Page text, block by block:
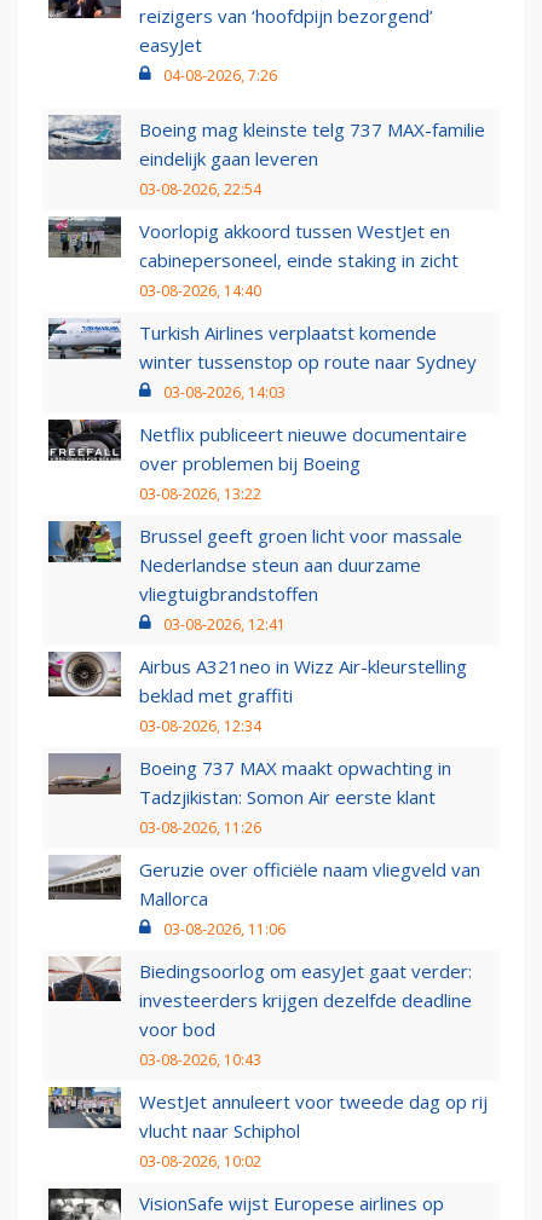
reizigers van ‘hoofdpijn bezorgend’
easyJet
04-08-2026, 7:26
Boeing mag kleinste telg 737 MAX-familie
eindelijk gaan leveren
03-08-2026, 22:54
Voorlopig akkoord tussen WestJet en
cabinepersoneel, einde staking in zicht
03-08-2026, 14:40
Turkish Airlines verplaatst komende
winter tussenstop op route naar Sydney
03-08-2026, 14:03
Netflix publiceert nieuwe documentaire
over problemen bij Boeing
03-08-2026, 13:22
Brussel geeft groen licht voor massale
Nederlandse steun aan duurzame
vliegtuigbrandstoffen
03-08-2026, 12:41
Airbus A321neo in Wizz Air-kleurstelling
beklad met graffiti
03-08-2026, 12:34
Boeing 737 MAX maakt opwachting in
Tadzjikistan: Somon Air eerste klant
03-08-2026, 11:26
Geruzie over officiële naam vliegveld van
Mallorca
03-08-2026, 11:06
Biedingsoorlog om easyJet gaat verder:
investeerders krijgen dezelfde deadline
voor bod
03-08-2026, 10:43
WestJet annuleert voor tweede dag op rij
vlucht naar Schiphol
03-08-2026, 10:02
VisionSafe wijst Europese airlines op